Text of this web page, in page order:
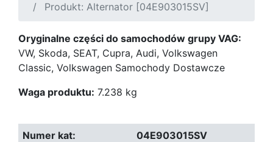
Produkt: Alternator [04E903015SV]
Oryginalne części do samochodów grupy VAG:
VW, Skoda, SEAT, Cupra, Audi, Volkswagen
Classic, Volkswagen Samochody Dostawcze
Waga produktu: 7.238 kg
04E903015SV